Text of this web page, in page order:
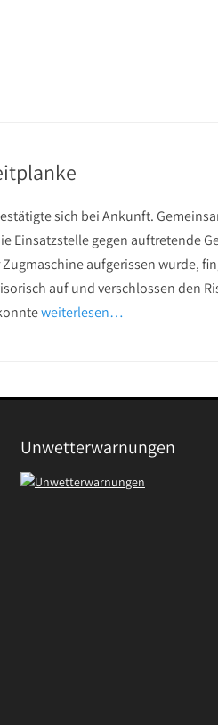
sich bei Ankunft.
Einsatzstelle gegen auftretende
aufgerissen wurde,
auf und verschlossen den
weiterlesen…
Unwetterwarnungen